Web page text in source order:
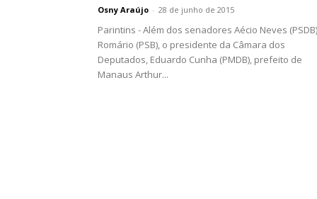
Osny Araújo - 28 de junho de 2015
Parintins - Além dos senadores Aécio Neves
Romário (PSB), o presidente da Câmara dos
Deputados, Eduardo Cunha (PMDB), prefeito de
Manaus Arthur...